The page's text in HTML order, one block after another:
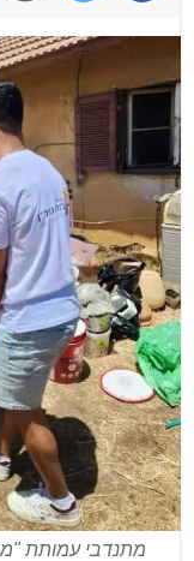
מתנדבי עמותת